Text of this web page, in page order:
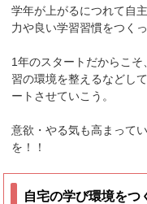
学年が上がるにつれて自
力や良い学習習慣をつく
1年のスタートだからこ
習の環境を整えるなどし
ートさせていこう。
意欲・やる気も高まって
を！！
自宅の学び環境をつ